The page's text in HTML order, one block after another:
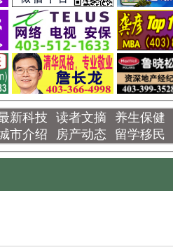
新科技 读者文摘 养生保健
市介绍 房产动态 留学移民